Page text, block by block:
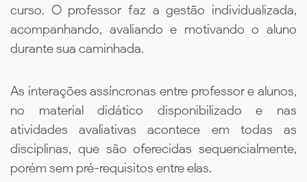
curso. O professor faz a gestão individualizada,
acompanhando, avaliando e motivando o aluno
durante sua caminhada.
As interações assíncronas entre professor e alunos,
no material didático disponibilizado e nas
atividades avaliativas acontece em todas as
disciplinas, que são oferecidas sequencialmente,
porém sem pré-requisitos entre elas.